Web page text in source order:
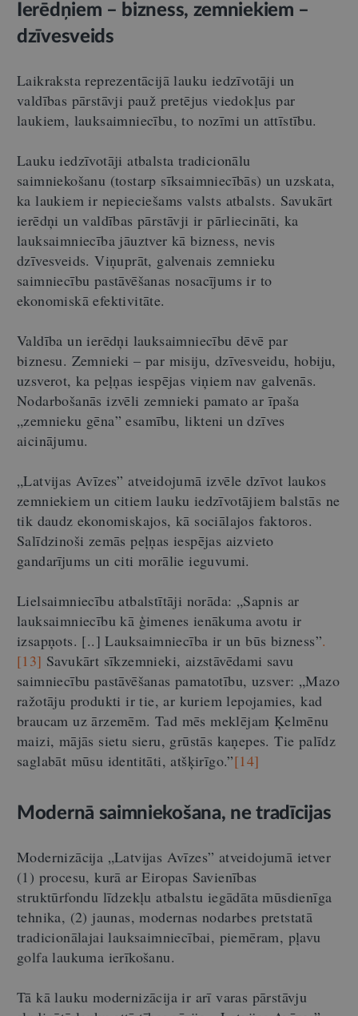
Ierēdņiem – bizness, zemniekiem –
dzīvesveids
Laikraksta reprezentācijā lauku iedzīvotāji un
valdības pārstāvji pauž pretējus viedokļus par
laukiem, lauksaimniecību, to nozīmi un attīstību.
Lauku iedzīvotāji atbalsta tradicionālu
saimniekošanu (tostarp sīksaimniecībās) un uzskata,
ka laukiem ir nepieciešams valsts atbalsts. Savukārt
ierēdņi un valdības pārstāvji ir pārliecināti, ka
lauksaimniecība jāuztver kā bizness, nevis
dzīvesveids. Viņuprāt, galvenais zemnieku
saimniecību pastāvēšanas nosacījums ir to
ekonomiskā efektivitāte.
Valdība un ierēdņi lauksaimniecību dēvē par
biznesu. Zemnieki – par misiju, dzīvesveidu, hobiju,
uzsverot, ka peļņas iespējas viņiem nav galvenās.
Nodarbošanās izvēli zemnieki pamato ar īpaša
„zemnieku gēna” esamību, likteni un dzīves
aicinājumu.
„Latvijas Avīzes” atveidojumā izvēle dzīvot laukos
zemniekiem un citiem lauku iedzīvotājiem balstās ne
tik daudz ekonomiskajos, kā sociālajos faktoros.
Salīdzinoši zemās peļņas iespējas aizvieto
gandarījums un citi morālie ieguvumi.
Lielsaimniecību atbalstītāji norāda: „Sapnis ar
lauksaimniecību kā ģimenes ienākuma avotu ir
izsapņots. [..] Lauksaimniecība ir un būs bizness”.
[13] Savukārt sīkzemnieki, aizstāvēdami savu
saimniecību pastāvēšanas pamatotību, uzsver: „Mazo
ražotāju produkti ir tie, ar kuriem lepojamies, kad
braucam uz ārzemēm. Tad mēs meklējam Ķelmēnu
maizi, mājās sietu sieru, grūstās kaņepes. Tie palīdz
saglabāt mūsu identitāti, atšķirīgo.”[14]
Modernā saimniekošana, ne tradīcijas
Modernizācija „Latvijas Avīzes” atveidojumā ietver
(1) procesu, kurā ar Eiropas Savienības
struktūrfondu līdzekļu atbalstu iegādāta mūsdienīga
tehnika, (2) jaunas, modernas nodarbes pretstatā
tradicionālajai lauksaimniecībai, piemēram, pļavu
golfa laukuma ierīkošanu.
Tā kā lauku modernizācija ir arī varas pārstāvju